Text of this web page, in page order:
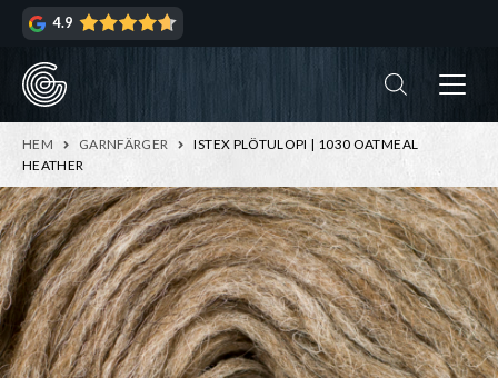
Hoppa
navigering
Hoppa
innehåll
4.9
HEM GARNFÄRGER
ISTEX PLÖTULOPI | 1030 OATMEAL
HEATHER